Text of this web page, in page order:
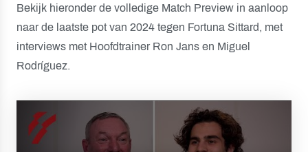
Bekijk hieronder de volledige Match Preview in aanloop
naar de laatste pot van 2024 tegen Fortuna Sittard, met
interviews met Hoofdtrainer Ron Jans en Miguel
Rodríguez.